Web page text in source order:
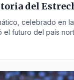
del
celebrado en
el futuro del país
europeo.